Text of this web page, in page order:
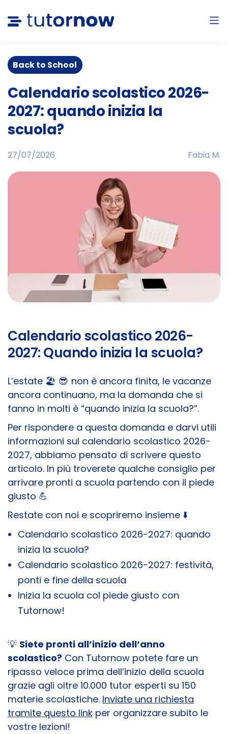
Back to School
Calendario scolastico 2026-
2027: quando inizia la
scuola?
27/07/2026 Fabia M.
Calendario scolastico 2026-
2027: Quando inizia la scuola?
L’estate 🏖️ 😎 non è ancora finita, le vacanze
ancora continuano, ma la domanda che si
fanno in molti è “quando inizia la scuola?”.
Per rispondere a questa domanda e darvi utili
informazioni sul calendario scolastico 2026-
2027, abbiamo pensato di scrivere questo
articolo. In più troverete qualche consiglio per
arrivare pronti a scuola partendo con il piede
giusto 💪
Restate con noi e scopriremo insieme ⬇️
Calendario scolastico 2026-2027: quando
inizia la scuola?
Calendario scolastico 2026-2027: festività,
ponti e fine della scuola
Inizia la scuola col piede giusto con
Tutornow!
💡 Siete pronti all’inizio dell’anno
scolastico? Con Tutornow potete fare un
ripasso veloce prima dell’inizio della scuola
grazie agli oltre 10.000 tutor esperti su 150
materie scolastiche. Inviate una richiesta
tramite questo link per organizzare subito le
vostre lezioni!